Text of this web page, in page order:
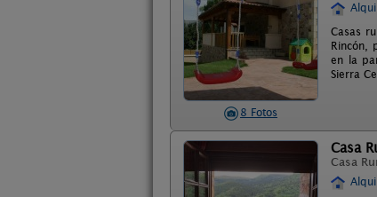
8 Fotos
Casas
Rincón,
en la
Sierra
Casa
Casa